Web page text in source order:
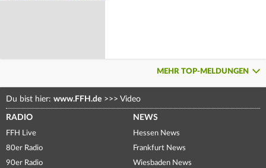
MEHR TOP-MELDUNGEN
Du bist hier: www.FFH.de >>> Video
RADIO
FFH Live
80er Radio
90er Radio
NEWS
Hessen News
Frankfurt News
Wiesbaden News